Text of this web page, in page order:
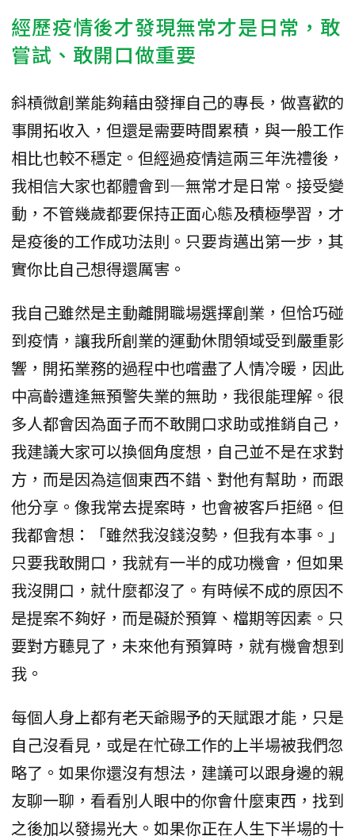
經歷疫情後才發現無常才是日常，敢
嘗試、敢開口做重要
斜槓微創業能夠藉由發揮自己的專長，做喜歡的
事開拓收入，但還是需要時間累積，與一般工作
相比也較不穩定。但經過疫情這兩三年洗禮後，
我相信大家也都體會到—無常才是日常。接受變
動，不管幾歲都要保持正面心態及積極學習，才
是疫後的工作成功法則。只要肯邁出第一步，其
實你比自己想得還厲害。
我自己雖然是主動離開職場選擇創業，但恰巧碰
到疫情，讓我所創業的運動休閒領域受到嚴重影
響，開拓業務的過程中也嚐盡了人情冷暖，因此
中高齡遭逢無預警失業的無助，我很能理解。很
多人都會因為面子而不敢開口求助或推銷自己，
我建議大家可以換個角度想，自己並不是在求對
方，而是因為這個東西不錯、對他有幫助，而跟
他分享。像我常去提案時，也會被客戶拒絕。但
我都會想：「雖然我沒錢沒勢，但我有本事。」
只要我敢開口，我就有一半的成功機會，但如果
我沒開口，就什麼都沒了。有時候不成的原因不
是提案不夠好，而是礙於預算、檔期等因素。只
要對方聽見了，未來他有預算時，就有機會想到
我。
每個人身上都有老天爺賜予的天賦跟才能，只是
自己沒看見，或是在忙碌工作的上半場被我們忽
略了。如果你還沒有想法，建議可以跟身邊的親
友聊一聊，看看別人眼中的你會什麼東西，找到
之後加以發揚光大。如果你正在人生下半場的十